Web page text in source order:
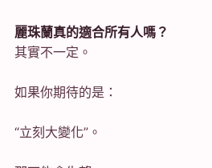
麗珠蘭真的適合所有人嗎？
其實不一定。
如果你期待的是：
“立刻大變化”。